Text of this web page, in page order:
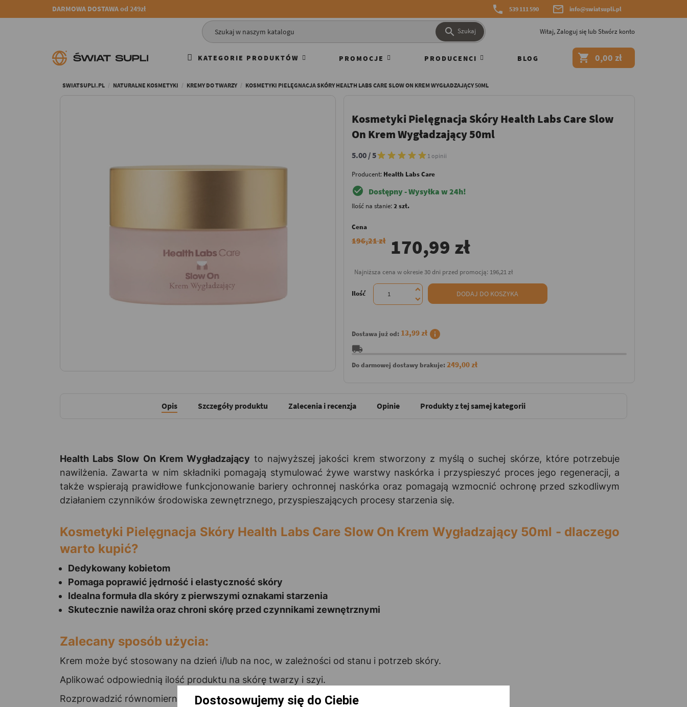
DARMOWA DOSTAWA od 249zł  539 111 590  info@swiatsupli.pl
 Szukaj Witaj,Zaloguj się lubStwórz konto
KATEGORIE PRODUKTÓW PROMOCJE PRODUCENCI BLOG  0,00 zł
SWIATSUPLI.PL NATURALNE KOSMETYKI KREMY DO TWARZY KOSMETYKI PIELĘGNACJA SKÓRY HEALTH LABS CARE SLOW ON KREM WYGŁADZAJĄCY 50ML
Kosmetyki Pielęgnacja Skóry Health Labs Care Slow
On Krem Wygładzający 50ml
5.00 / 5 1 opinii
Producent: Health Labs Care
check_circle Dostępny - Wysyłka w 24h!
Ilość na stanie:2 szt.
Cena
196,21 zł 170,99 zł
Najniższa cena w okresie 30 dni przed promocją: 196,21 zł
Ilość DODAJ DO KOSZYKA
Dostawa już od: 13,99 zł info
local_shipping
Do darmowej dostawy brakuje: 249,00 zł
Opis Szczegóły produktu Zalecenia i recenzja Opinie Produkty z tej samej kategorii
Health Labs Slow On Krem Wygładzający to najwyższej jakości krem stworzony z myślą o suchej skórze, które potrzebuje
nawilżenia. Zawarta w nim składniki pomagają stymulować żywe warstwy naskórka i przyspieszyć proces jego regeneracji, a
także wspierają prawidłowe funkcjonowanie bariery ochronnej naskórka oraz pomagają wzmocnić ochronę przed szkodliwym
działaniem czynników środowiska zewnętrznego, przyspieszających procesy starzenia się.
Kosmetyki Pielęgnacja Skóry Health Labs Care Slow On Krem Wygładzający 50ml - dlaczego
warto kupić?
Dedykowany kobietom
Pomaga poprawić jędrność i elastyczność skóry
Idealna formuła dla skóry z pierwszymi oznakami starzenia
Skutecznie nawilża oraz chroni skórę przed czynnikami zewnętrznymi
Zalecany sposób użycia:
Krem może być stosowany na dzień i/lub na noc, w zależności od stanu i potrzeb skóry.
Aplikować odpowiednią ilość produktu na skórę twarzy i szyi.
Rozprowadzić równomiernie, delikatnie wklepując.
Dostosowujemy się do Ciebie